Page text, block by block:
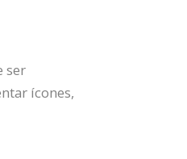
ser
ícones,